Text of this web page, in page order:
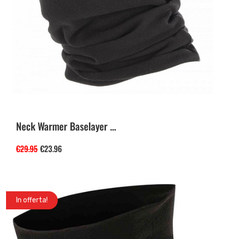
Neck Warmer Baselayer ...
€29.95 €23.96
In offerta!